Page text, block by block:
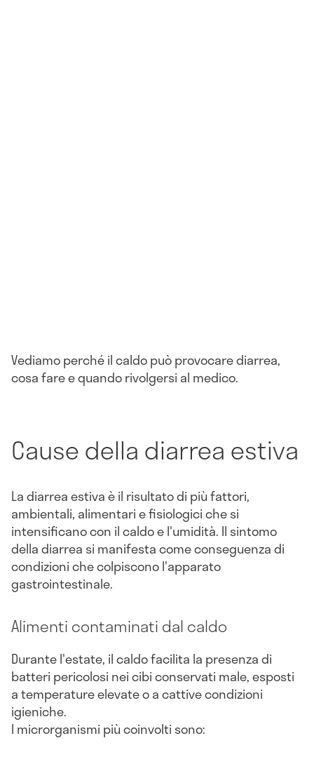
Vediamo perché il caldo può provocare diarrea,
cosa fare e quando rivolgersi al medico.
Cause della diarrea estiva
La diarrea estiva è il risultato di più fattori,
ambientali, alimentari e fisiologici che si
intensificano con il caldo e l'umidità. Il sintomo
della diarrea si manifesta come conseguenza di
condizioni che colpiscono l'apparato
gastrointestinale.
Alimenti contaminati dal caldo
Durante l'estate, il caldo facilita la presenza di
batteri pericolosi nei cibi conservati male, esposti
a temperature elevate o a cattive condizioni
igieniche.
I microrganismi più coinvolti sono: